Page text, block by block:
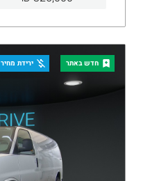
קבלת הצעה
חדש באתר ירידת מחיר